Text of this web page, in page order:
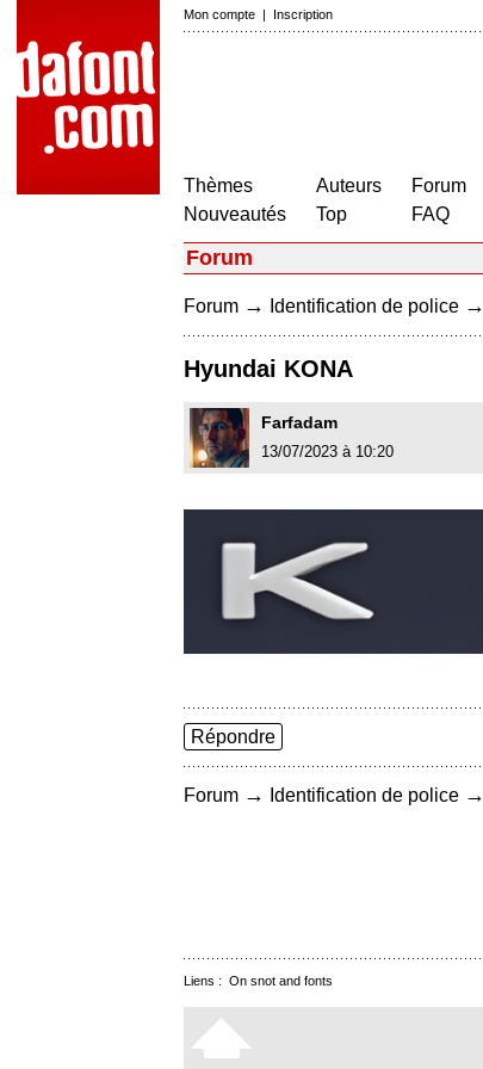
Mon compte | Inscription
Thèmes
Nouveautés
Auteurs
Top
Forum
FAQ
Forum
Forum → Identification de police →
Hyundai KONA
Farfadam
13/07/2023 à 10:20
Répondre
Forum → Identification de police →
Liens : On snot and fonts